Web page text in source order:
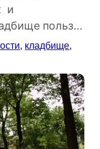
и
польз...
, кладбище,